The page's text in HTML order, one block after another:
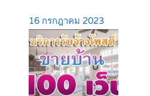
16 กรกฎาคม 2023